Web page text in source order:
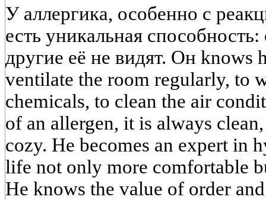
У аллергика, особенно с
есть уникальная способность:
другие её не видят. Он knows
ventilate the room regularly, to
chemicals, to clean the air
of an allergen, it is always
cozy. He becomes an expert in
life not only more comfortable
He knows the value of order